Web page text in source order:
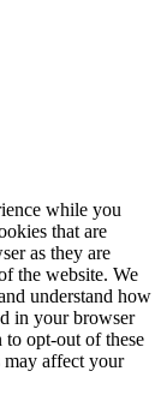
while you
that are
as they are
the website. We
understand how
in your browser
opt-out of these
may affect your